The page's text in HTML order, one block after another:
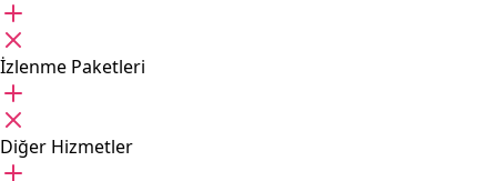
İzlenme Paketleri
Diğer Hizmetler